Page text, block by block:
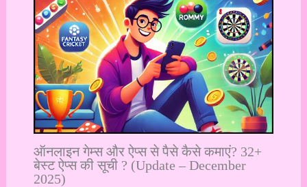
ऑनलाइन गेम्स और ऐप्स से पैसे कैसे कमाएं? 32+
बेस्ट ऐप्स की सूची ? (Update – December
2025)